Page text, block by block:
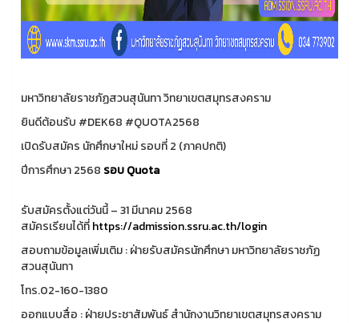
มหาวิทยาลัยราชภัฏสวนสุนันทา วิทยาเขตสมุทรสงคราม
ยินดีต้อนรับ #DEK68 #QUOTA2568
เปิดรับสมัคร นักศึกษาใหม่ รอบที่ 2 (ภาคปกติ)
ปีการศึกษา 2568 รอบQuota
รับสมัครตั้งแต่วันนี้ – 31 มีนาคม 2568
สมัครเรียนได้ที่https://admission.ssru.ac.th/login
สอบถามข้อมูลเพิ่มเติม : ฝ่ายรับสมัครนักศึกษา มหาวิทยาลัยราชภัฏ
สวนสุนันทา
โทร.02-160-1380
ออกแบบสื่อ : ฝ่ายประชาสัมพันธ์ สำนักงานวิทยาเขตสมุทรสงคราม